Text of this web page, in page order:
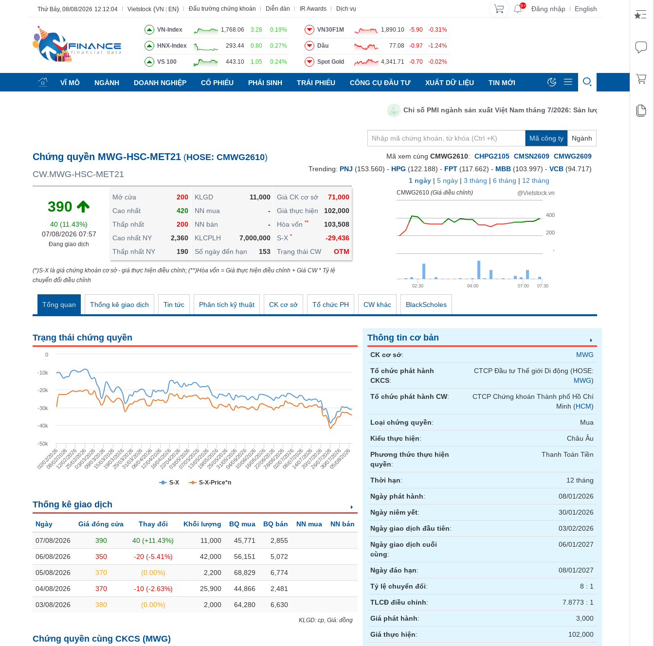
Thứ Bảy, 08/08/2026 12:12:05 Vietstock (VN EN) Đấu trường chứng khoán Diễn đàn IR Awards Dịch vụ 9+ Đăng nhập | English
VN-Index 1,768.06 3.28 0.19%
HNX-Index 293.44 0.80 0.27%
VS 100 443.10 1.05 0.24%
VN30F1M 1,890.10 -5.90 -0.31%
Dầu 77.08 -0.97 -1.24%
Spot Gold 4,341.71 -0.70 -0.02%
VĨ MÔ NGÀNH DOANH NGHIỆP CỔ PHIẾU PHÁI SINH TRÁI PHIẾU CÔNG CỤ ĐẦU TƯ XUẤT DỮ LIỆU TIN MỚI
Chỉ số PMI ngành sản xuất Việt Nam tháng 7/2026: Sản lượng, số lượng đơn
Mã công ty Ngành
Chứng quyền MWG-HSC-MET21 (HOSE: CMWG2610)
CW.MWG-HSC-MET21
390
40 (11.43%)
07/08/2026 07:57
Đang giao dịch
Mở cửa
200
Cao nhất
420
Thấp nhất
200
Cao nhất NY
2,360
Thấp nhất NY
190
KLGD
11,000
NN mua
-
NN bán
-
KLCPLH
7,000,000
Số ngày đến hạn
153
Giá CK cơ sở
71,000
Giá thực hiện
102,000
Hòa vốn **
103,508
S-X *
-29,436
Trạng thái CW
OTM
(*)S-X là giá chứng khoán cơ sở - giá thực hiện điều chỉnh; (**)Hòa vốn = Giá thực hiện điều chỉnh + Giá CW * Tỷ lệ
chuyển đổi điều chỉnh
Mã xem cùng CMWG2610: CHPG2105 CMSN2609 CMWG2609
Trending: PNJ (153.560) - HPG (122.188) - FPT (117.662) - MBB (103.997) - VCB (94.717)
1 ngày | 5 ngày | 3 tháng | 6 tháng | 12 tháng
CMWG2610(Giá điều chỉnh) @Vietstock.vn
02:30 04:00 07:00 07:30
-
200
400
Tổng quan Thống kê giao dịch Tin tức Phân tích kỹ thuật CK cơ sở Tổ chức PH CW khác BlackScholes
Trạng thái chứng quyền
S-X S-X-Price*n
02/02/2026
08/02/2026
12/02/2026
25/02/2026
03/03/2026
09/03/2026
15/03/2026
19/03/2026
25/03/2026
31/03/2026
06/04/2026
12/04/2026
16/04/2026
22/04/2026
03/05/2026
07/05/2026
13/05/2026
19/05/2026
25/05/2026
31/05/2026
04/06/2026
10/06/2026
16/06/2026
22/06/2026
28/06/2026
02/07/2026
08/07/2026
14/07/2026
20/07/2026
26/07/2026
30/07/2026
05/08/2026
-50k
-40k
-30k
-20k
-10k
0
Thống kê giao dịch
Ngày Giá đóng cửa Thay đổi Khối lượng BQ mua BQ bán NN mua NN bán
07/08/2026 390 40 (+11.43%) 11,000 45,771 2,855
06/08/2026 350 -20 (-5.41%) 42,000 56,151 5,072
05/08/2026 370 (0.00%) 2,200 68,829 6,774
04/08/2026 370 -10 (-2.63%) 25,900 44,866 2,481
03/08/2026 380 (0.00%) 2,000 64,280 6,630
KLGD: cp, Giá: đồng
Chứng quyền cùng CKCS (MWG)
Thông tin cơ bản
CK cơ sở: MWG
Tổ chức phát hành
CKCS:
CTCP Đầu tư Thế giới Di động (HOSE:
MWG)
Tổ chức phát hành CW:
CTCP Chứng khoán Thành phố Hồ Chí
Minh (HCM)
Loại chứng quyền: Mua
Kiểu thực hiện: Châu Âu
Phương thức thực hiện
quyền:
Thanh Toán Tiền
Thời hạn: 12 tháng
Ngày phát hành: 08/01/2026
Ngày niêm yết: 30/01/2026
Ngày giao dịch đầu tiên: 03/02/2026
Ngày giao dịch cuối
cùng:
06/01/2027
Ngày đáo hạn: 08/01/2027
Tỷ lệ chuyển đổi: 8 : 1
TLCĐ điều chỉnh: 7.8773 : 1
Giá phát hành: 3,000
Giá thực hiện: 102,000
Tính năng Ngành Mã chứng khoán Lãnh đạo Tin tức Báo cáo phân tích Thuật ngữ Dịch vụ
BẤT ĐỘNG SẢN
TÀI CHÍNH
KINH TẾ
THẾ GIỚI
ĐÔNG DƯƠNG
PHÂN TÍCH
PHÁI SINH
TRÁI PHIẾU
CÔNG CỤ ĐẦU TƯ
XUẤT DỮ LIỆU
TIN MỚI
VS-SECTOR
NGUYÊN VẬT LIỆU
TIÊU DÙNG KHÔNG THIẾT YẾU
TIÊU DÙNG THIẾT YẾU
CÔNG NGHỆ THÔNG TIN
BẤT ĐỘNG SẢN
Mã chứng khoán
Cổ phiếu Chỉ số Chứng chỉ quỹ Chứng quyền Hợp đồng tương lai
Lãnh đạo(-)
Người nội bộ Người liên quan